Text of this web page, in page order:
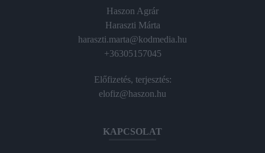
Haszon Agrár
Haraszti Márta
haraszti.marta@kodmedia.hu
+36305157045
Előfizetés, terjesztés:
elofiz@haszon.hu
KAPCSOLAT